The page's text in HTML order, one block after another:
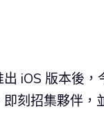
iOS 版本後
刻招集夥伴，